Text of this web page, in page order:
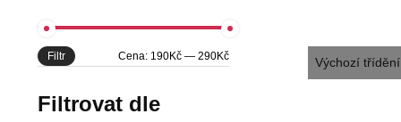
Filtr Cena: 190Kč —290Kč
Filtrovat dle